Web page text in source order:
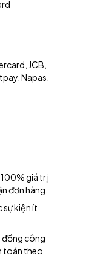
JCB,
Napas,
giá trị
đơn hàng.
sự kiện ít
đồng công
toán theo